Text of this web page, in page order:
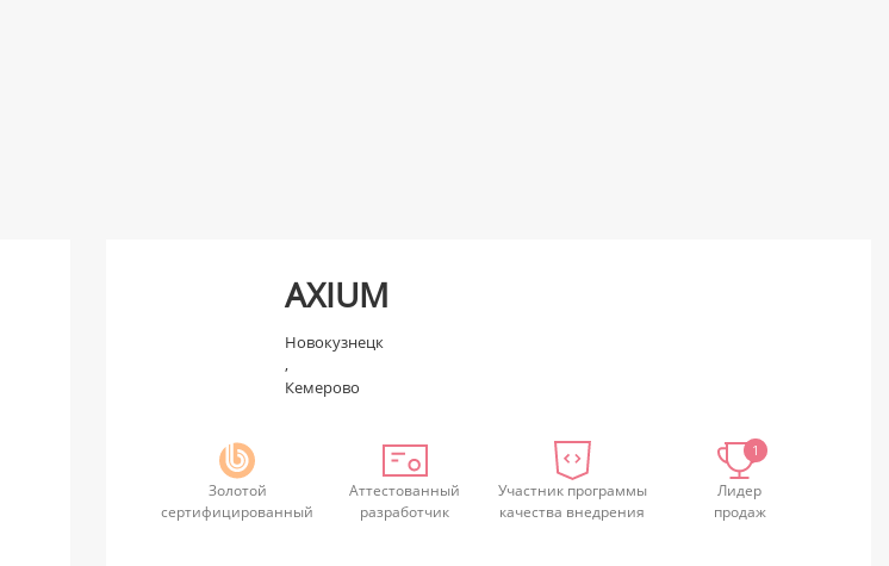
AXIUM
Новокузнецк
,
Кемерово
Золотой
сертифицированный
Аттестованный
разработчик
Участник программы
качества внедрения
1
Лидер
продаж